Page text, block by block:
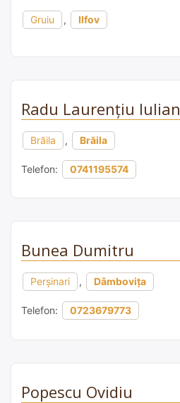
Gruiu , Ilfov
Radu Laurențiu Iulian
Brăila , Brăila
Telefon: 0741195574
Bunea Dumitru
Perșinari , Dâmbovița
Telefon: 0723679773
Popescu Ovidiu